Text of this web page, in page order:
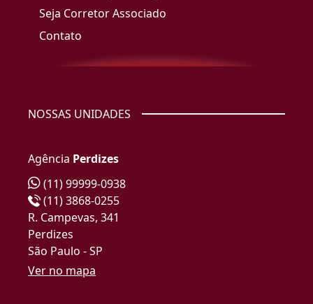
Seja Corretor Associado
Contato
NOSSAS UNIDADES
Agência Perdizes
(11) 99999-0938
(11) 3868-0255
R. Campevas, 341
Perdizes
São Paulo - SP
Ver no mapa